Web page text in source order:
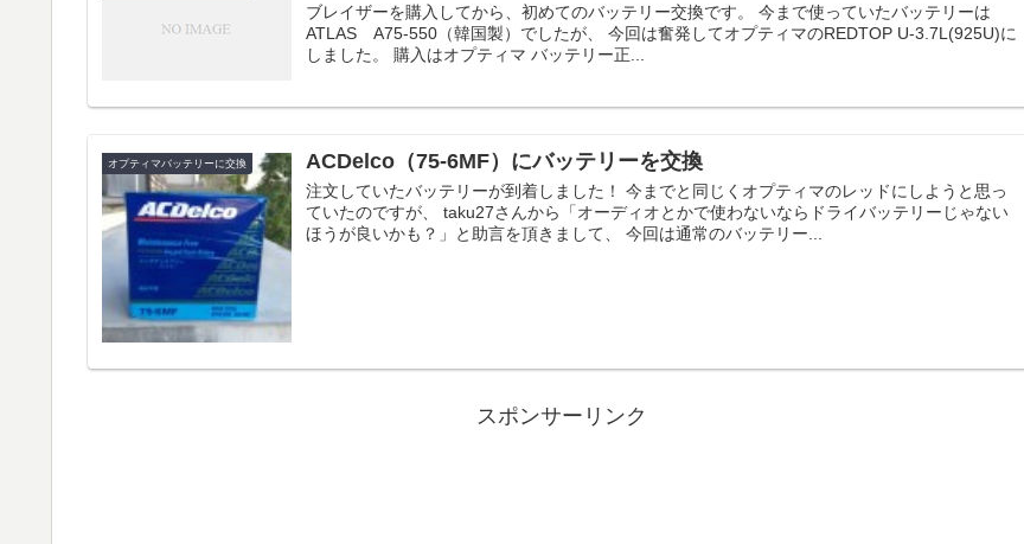
ブレイザーを購入してから、初めてのバッテリー交換です。 今まで使っていたバッテリーは
ATLAS A75-550（韓国製）でしたが、 今回は奮発してオプティマのREDTOP U-3.7L(925U)に
しました。 購入はオプティマ バッテリー正...
オプティマバッテリーに交換 ACDelco（75-6MF）にバッテリーを交換
注文していたバッテリーが到着しました！ 今までと同じくオプティマのレッドにしようと思っ
ていたのですが、 taku27さんから「オーディオとかで使わないならドライバッテリーじゃない
ほうが良いかも？」と助言を頂きまして、 今回は通常のバッテリー...
スポンサーリンク